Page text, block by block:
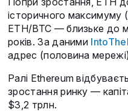
історичного максимуму
ETH/BTC — близьке до
років. За даними
адрес (половина
Ралі Ethereum
зростання ринку —
$3,2 трлн.